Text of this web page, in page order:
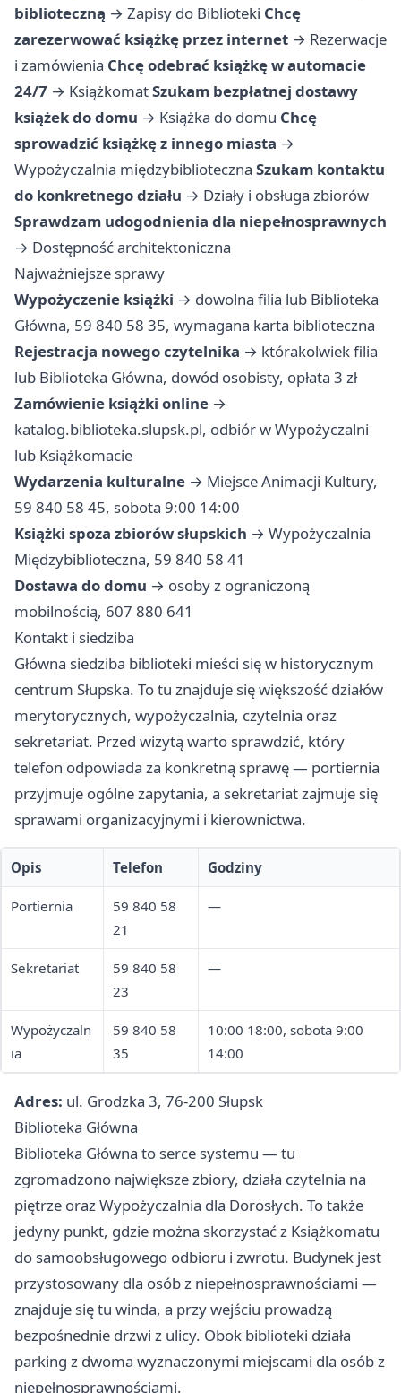
biblioteczną → Zapisy do Biblioteki Chcę
zarezerwować książkę przez internet → Rezerwacje
i zamówienia Chcę odebrać książkę w automacie
24/7 → KsiążkomatSzukam bezpłatnej dostawy
książek do domu → Książka do domu Chcę
sprowadzić książkę z innego miasta →
Wypożyczalnia międzybiblioteczna Szukam kontaktu
do konkretnego działu → Działy i obsługa zbiorów
Sprawdzam udogodnienia dla niepełnosprawnych
→ Dostępność architektoniczna
Najważniejsze sprawy
Wypożyczenie książki → dowolna filia lub Biblioteka
Główna, 59 840 58 35, wymagana karta biblioteczna
Rejestracja nowego czytelnika → którakolwiek filia
lub Biblioteka Główna, dowód osobisty, opłata 3 zł
Zamówienie książki online →
katalog.biblioteka.slupsk.pl, odbiór w Wypożyczalni
lub Książkomacie
Wydarzenia kulturalne → Miejsce Animacji Kultury,
59 840 58 45, sobota 9:00 14:00
Książki spoza zbiorów słupskich → Wypożyczalnia
Międzybiblioteczna, 59 840 58 41
Dostawa do domu → osoby z ograniczoną
mobilnością, 607 880 641
Kontakt i siedziba
Główna siedziba biblioteki mieści się w historycznym
centrum Słupska. To tu znajduje się większość działów
merytorycznych, wypożyczalnia, czytelnia oraz
sekretariat. Przed wizytą warto sprawdzić, który
telefon odpowiada za konkretną sprawę — portiernia
przyjmuje ogólne zapytania, a sekretariat zajmuje się
sprawami organizacyjnymi i kierownictwa.
Opis Telefon Godziny
Portiernia
59 840 58
21
—
Sekretariat
59 840 58
23
—
Wypożyczaln
ia
59 840 58
35
10:00 18:00, sobota 9:00
14:00
Adres: ul. Grodzka 3, 76-200 Słupsk
Biblioteka Główna
Biblioteka Główna to serce systemu — tu
zgromadzono największe zbiory, działa czytelnia na
piętrze oraz Wypożyczalnia dla Dorosłych. To także
jedyny punkt, gdzie można skorzystać z Książkomatu
do samoobsługowego odbioru i zwrotu. Budynek jest
przystosowany dla osób z niepełnosprawnościami —
znajduje się tu winda, a przy wejściu prowadzą
bezpośnednie drzwi z ulicy. Obok biblioteki działa
parking z dwoma wyznaczonymi miejscami dla osób z
niepełnosprawnościami.